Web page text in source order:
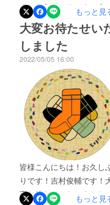
す。お久しぶりです。吉
俊輔です。この度は、活動
報告を通じて皆さまにお
らせとご招待をさせていた
だきたく、ご連絡いたしま
した。まずは、改めて2022
年1月に靴下屋「Regra」の
クラウドファンディング
ご支援いただきましたこ
と、心より感謝申し上げ
す。あれから早いもので3
が経ち、現在では一社の代
表として大学生のキャリ
支援事業を行っておりま
す。当時「Regra」で掲
もっと見
大変お待たせい
しました
2022/05/05 16:00
皆様こんにちは！お久し
りです！吉村俊輔です！
変お待たせいたしました
もっと見